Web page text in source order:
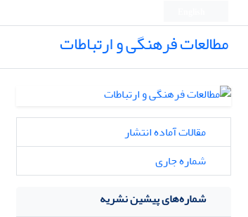
مطالعات فرهنگی و ارتباطات
مقالات آماده انتشار
شماره جاری
شماره‌های پیشین نشریه